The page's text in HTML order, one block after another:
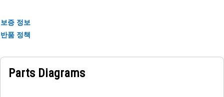
보증 정보
반품 정책
Parts Diagrams